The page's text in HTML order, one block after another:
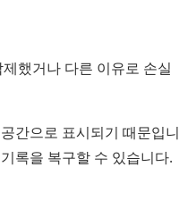
했거나 다른 이유로 손실
간으로 표시되기 때문입니
록을 복구할 수 있습니다.